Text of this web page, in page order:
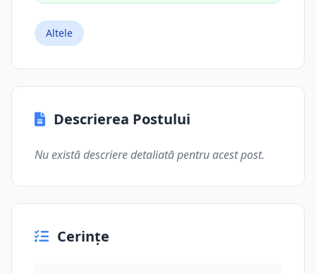
Altele
Descrierea Postului
Nu există descriere detaliată pentru acest post.
Cerințe